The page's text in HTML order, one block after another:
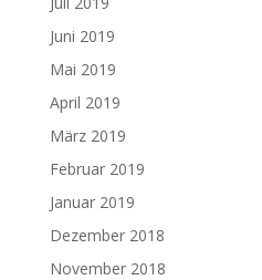
Juni 2019
Mai 2019
April 2019
März 2019
Februar 2019
Januar 2019
Dezember 2018
November 2018